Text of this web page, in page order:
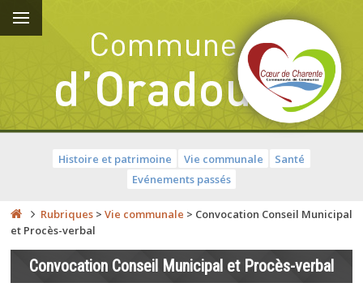
Histoire et patrimoine Vie communale
Santé
Evénements passés
Rubriques >Vie communale > Convocation Conseil Municipal
et Procès-verbal
Convocation Conseil Municipal et Procès-verbal